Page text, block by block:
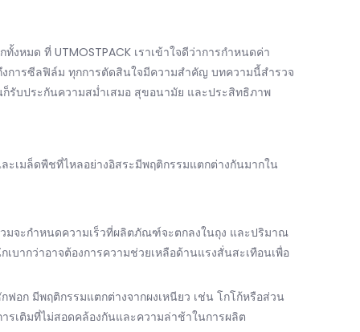
มด ที่ UTMOSTPACK เราเข้าใจดีว่าการกำหนดค่า
การซีลฟิล์ม ทุกการตัดสินใจมีความสำคัญ บทความนี้สำรวจ
รับประกันความสม่ำเสมอ สุขอนามัย และประสิทธิภาพ
เมล็ดพืชที่ไหลอย่างอิสระมีพฤติกรรมแตกต่างกันมากใน
มจะกำหนดความเร็วที่ผลิตภัณฑ์จะตกลงในถุง และปริมาณ
กว่าอาจต้องการความช่วยเหลือด้านแรงสั่นสะเทือนเพื่อ
อก มีพฤติกรรมแตกต่างจากผงเหนียว เช่น โกโก้หรือส่วน
รเติมที่ไม่สอดคล้องกันและความล่าช้าในการผลิต